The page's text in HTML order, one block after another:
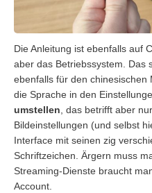
Die Anleitung ist ebenfalls auf
aber das Betriebssystem. Das
ebenfalls für den
die Sprache in den
umstellen , das betrifft aber
Bildeinstellungen (und selbst
Interface mit seinen zig
Schriftzeichen. Ärgern muss
Streaming-Dienste braucht
Account.